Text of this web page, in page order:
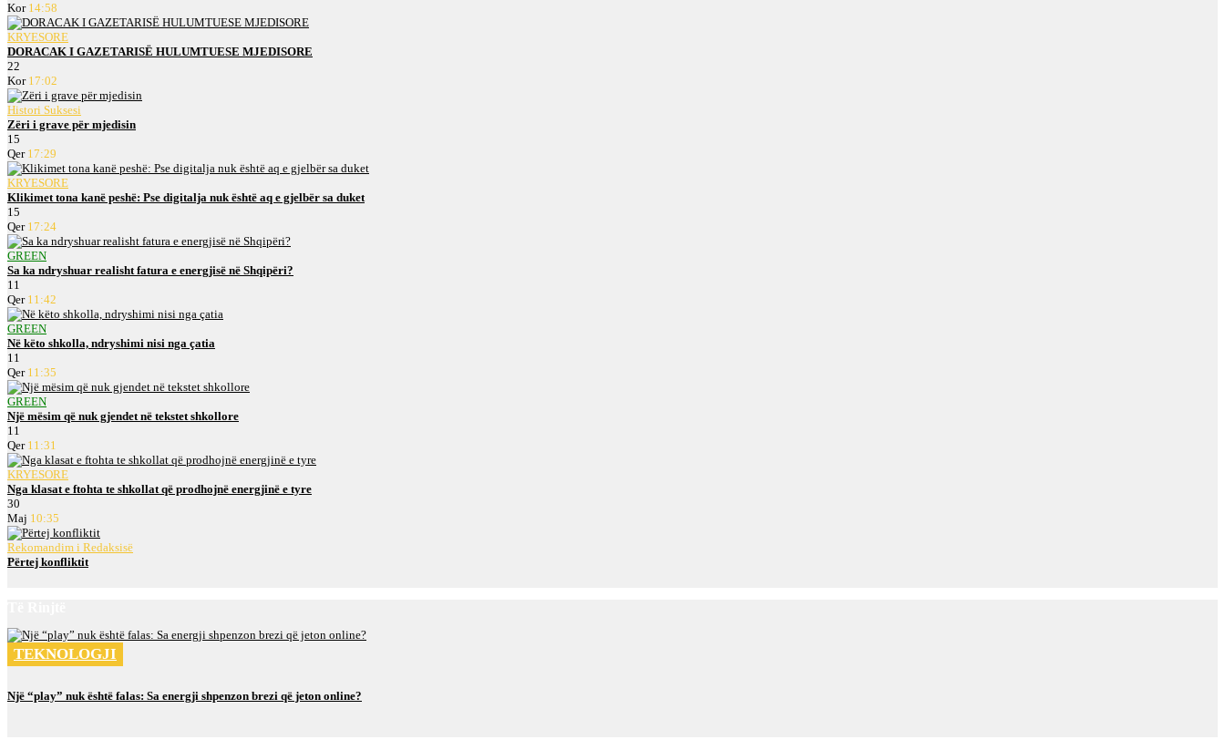
Kor 14:58
KRYESORE
DORACAK I GAZETARISË HULUMTUESE MJEDISORE
22
Kor 17:02
Histori Suksesi
Zëri i grave për mjedisin
15
Qer 17:29
KRYESORE
Klikimet tona kanë peshë: Pse digitalja nuk është aq e gjelbër sa duket
15
Qer 17:24
GREEN
Sa ka ndryshuar realisht fatura e energjisë në Shqipëri?
11
Qer 11:42
GREEN
Në këto shkolla, ndryshimi nisi nga çatia
11
Qer 11:35
GREEN
Një mësim që nuk gjendet në tekstet shkollore
11
Qer 11:31
KRYESORE
Nga klasat e ftohta te shkollat që prodhojnë energjinë e tyre
30
Maj 10:35
Rekomandim i Redaksisë
Përtej konfliktit
TEKNOLOGJI
Një “play” nuk është falas: Sa energji shpenzon brezi që jeton online?